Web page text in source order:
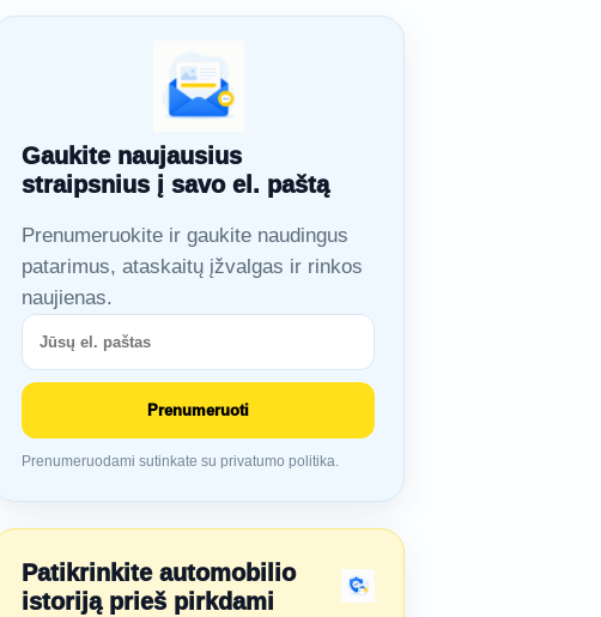
Gaukite naujausius
straipsnius į savo el. paštą
Prenumeruokite ir gaukite naudingus
patarimus, ataskaitų įžvalgas ir rinkos
naujienas.
Prenumeruoti
Prenumeruodami sutinkate su privatumo politika.
Patikrinkite automobilio
istoriją prieš pirkdami